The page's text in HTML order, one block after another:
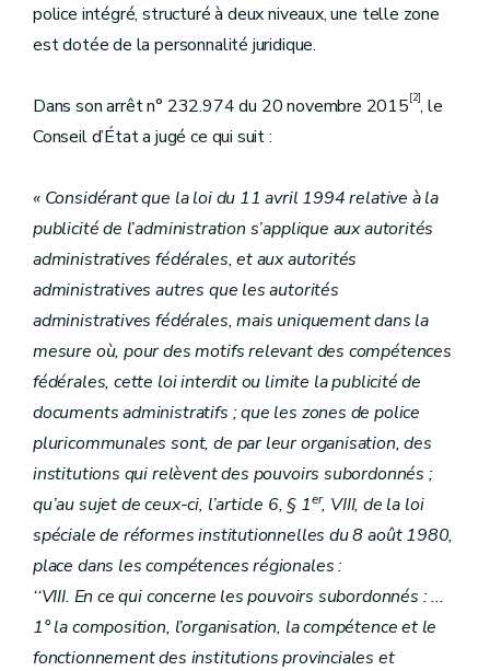
police intégré, structuré à deux niveaux, une telle zone
est dotée de la personnalité juridique.
Dans son arrêt n° 232.974 du 20 novembre 2015[2], le
Conseil d’État a jugé ce qui suit :
« Considérant que la loi du 11 avril 1994 relative à la
publicité de l’administration s’applique aux autorités
administratives fédérales, et aux autorités
administratives autres que les autorités
administratives fédérales, mais uniquement dans la
mesure où, pour des motifs relevant des compétences
fédérales, cette loi interdit ou limite la publicité de
documents administratifs ; que les zones de police
pluricommunales sont, de par leur organisation, des
institutions qui relèvent des pouvoirs subordonnés ;
qu’au sujet de ceux-ci, l’article 6, § 1er, VIII, de la loi
spéciale de réformes institutionnelles du 8 août 1980,
place dans les compétences régionales :
‘‘VIII. En ce qui concerne les pouvoirs subordonnés : ...
1° la composition, l’organisation, la compétence et le
fonctionnement des institutions provinciales et